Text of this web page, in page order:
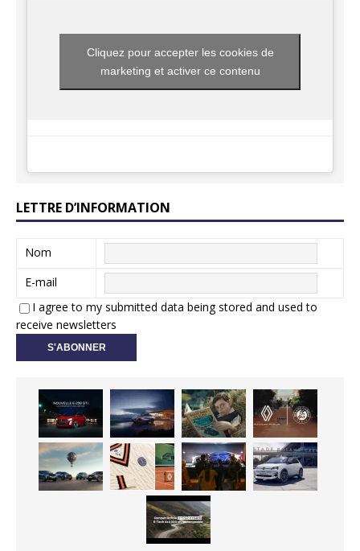
Cliquez pour accepter les cookies de
marketing et activer ce contenu
LETTRE D’INFORMATION
Nom
E-mail
I agree to my submitted data being stored and used to
receive newsletters